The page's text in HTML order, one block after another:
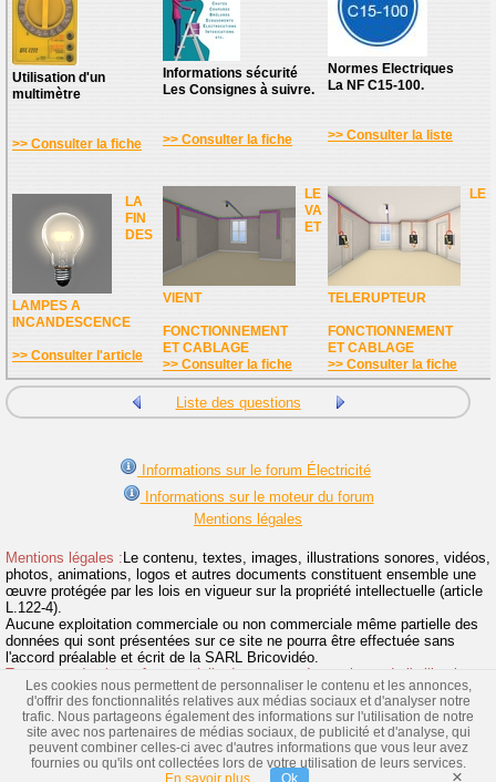
Vidéos|Dossiers|Fiches|Toute l'électricité| Fabricants|
Articles|Images|Schémas électriques
Utilisation d'un
multimètre
>> Consulter la fiche
Informations sécurité
Les Consignes à suivre.
>> Consulter la fiche
Normes Electriques
La NF C15-100.
>> Consulter la liste
LA
FIN
DES
LAMPES A
INCANDESCENCE
>> Consulter l'article
LE
VA
ET
VIENT
FONCTIONNEMENT
ET CABLAGE
>> Consulter la fiche
LE
TELERUPTEUR
FONCTIONNEMENT
ET CABLAGE
>> Consulter la fiche
Liste des questions
Informations sur le forum Électricité
Informations sur le moteur du forum
Mentions légales
Mentions légales : Le contenu, textes, images, illustrations sonores, vidéos,
photos, animations, logos et autres documents constituent ensemble une
œuvre protégée par les lois en vigueur sur la propriété intellectuelle (article
L.122-4).
Aucune exploitation commerciale ou non commerciale même partielle des
données qui sont présentées sur ce site ne pourra être effectuée sans
l'accord préalable et écrit de la SARL Bricovidéo.
Toute reproduction même partielle du contenu de ce site et de l'utilisation
de la marque Bricovidéo sans autorisation sont interdites et donneront suite
à des poursuites.>> Lire la suite
© Bricovidéo
Les cookies nous permettent de personnaliser le contenu et les annonces,
d'offrir des fonctionnalités relatives aux médias sociaux et d'analyser notre
trafic. Nous partageons également des informations sur l'utilisation de notre
site avec nos partenaires de médias sociaux, de publicité et d'analyse, qui
peuvent combiner celles-ci avec d'autres informations que vous leur avez
fournies ou qu'ils ont collectées lors de votre utilisation de leurs services.
En savoir plus
Ok ×